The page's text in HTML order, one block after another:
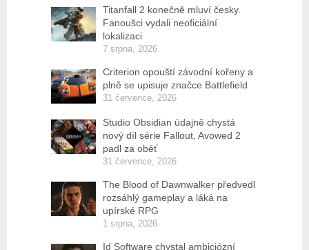
Titanfall 2 konečně mluví česky.
Fanoušci vydali neoficiální
lokalizaci
7 srpna, 2026
Criterion opouští závodní kořeny a
plně se upisuje značce Battlefield
31 července, 2026
Studio Obsidian údajně chystá
nový díl série Fallout, Avowed 2
padl za oběť
31 července, 2026
The Blood of Dawnwalker předvedl
rozsáhlý gameplay a láká na
upírské RPG
1 srpna, 2026
Id Software chystal ambiciózní